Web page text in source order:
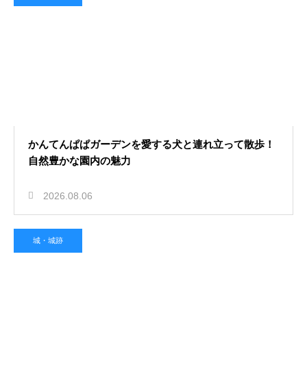
かんてんぱぱガーデンを愛する犬と連れ立って散歩！
自然豊かな園内の魅力
2026.08.06
城・城跡